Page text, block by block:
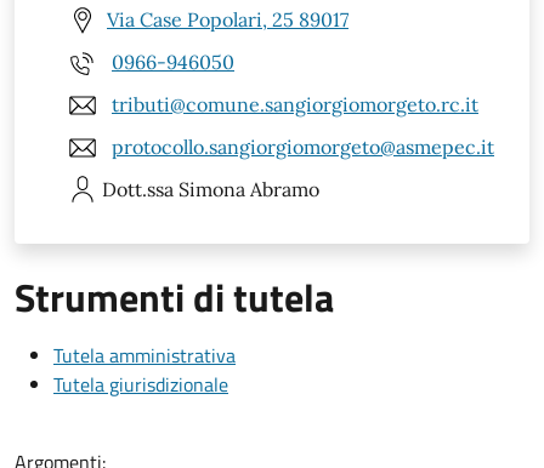
Via Case Popolari, 25 89017
0966-946050
tributi@comune.sangiorgiomorgeto.rc.it
protocollo.sangiorgiomorgeto@asmepec.it
Dott.ssa Simona Abramo
Strumenti di tutela
Tutela amministrativa
Tutela giurisdizionale
Argomenti: